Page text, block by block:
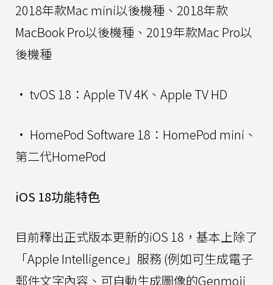
2018年款Mac mini以後機種、2018年款
MacBook Pro以後機種、2019年款Mac Pro以
後機種
• tvOS 18：Apple TV 4K、Apple TV HD
• HomePod Software 18：HomePod mini‌、
第二代HomePod
iOS 18功能特色
目前釋出正式版本更新的iOS 18，基本上除了
「Apple Intelligence」服務 (例如可生成電子
郵件文字內容、可自動生成圖像的Genmoji